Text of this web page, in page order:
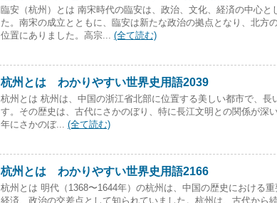
臨安（杭州）とは 南宋時代の臨安は、政治、文化、経済の中心と
た。南宋の成立とともに、臨安は新たな政治の拠点となり、北方
位置にありました。高宗... (全て読む)
杭州とは わかりやすい世界史用語2039
杭州とは 杭州は、中国の浙江省北部に位置する美しい都市で、長
す。その歴史は、古代にさかのぼり、特に長江文明との関係が深
年にさかのぼ... (全て読む)
杭州とは わかりやすい世界史用語2166
杭州とは 明代（1368〜1644年）の杭州は、中国の歴史における重
経済、政治の交差点として知られていました。杭州は、古代から